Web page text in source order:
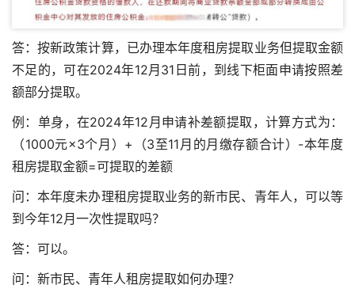
答：按新政策计算，已办理本年度租房提取业务但提取金额
不足的，可在2024年12月31日前，到线下柜面申请按照差
额部分提取。
例：单身，在2024年12月申请补差额提取，计算方式为：
（1000元×3个月）+（3至11月的月缴存额合计）-本年度
租房提取金额=可提取的差额
问：本年度未办理租房提取业务的新市民、青年人，可以等
到今年12月一次性提取吗？
答：可以。
问：新市民、青年人租房提取如何办理？